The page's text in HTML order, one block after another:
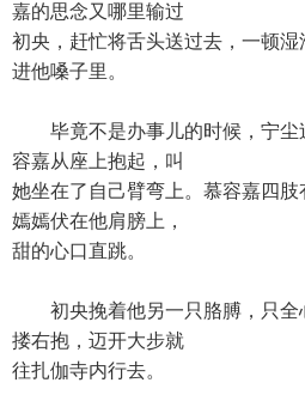
嘉的思念又哪里输过
初央，赶忙将舌头送过去，一顿
进他嗓子里。
毕竟不是办事儿的时候，宁尘
容嘉从座上抱起，叫
她坐在了自己臂弯上。慕容嘉四
嫣嫣伏在他肩膀上，
甜的心口直跳。
初央挽着他另一只胳膊，只全
搂右抱，迈开大步就
往扎伽寺内行去。